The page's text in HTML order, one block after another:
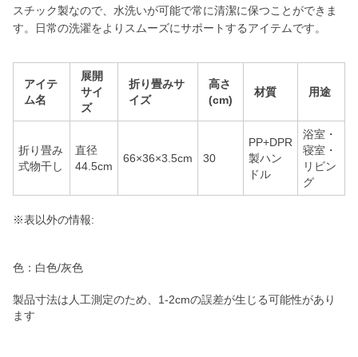
スチック製なので、水洗いが可能で常に清潔に保つことができま
す。日常の洗濯をよりスムーズにサポートするアイテムです。
アイテ
ム名
展開
サイ
ズ
折り畳みサ
イズ
高さ
(cm)
材質 用途
折り畳み
式物干し
直径
44.5cm
66×36×3.5cm 30
PP+DPR
製ハン
ドル
浴室・
寝室・
リビン
グ
※表以外の情報:
色：白色/灰色
製品寸法は人工測定のため、1-2cmの誤差が生じる可能性があり
ます